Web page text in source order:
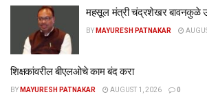
महसूल मंत्री चंद्रशेखर बावनकुळे
BY MAYURESH PATNAKAR
शिक्षकांवरील बीएलओचे काम बंद करा
BY MAYURESH PATNAKAR AUGUST 1, 2026 0